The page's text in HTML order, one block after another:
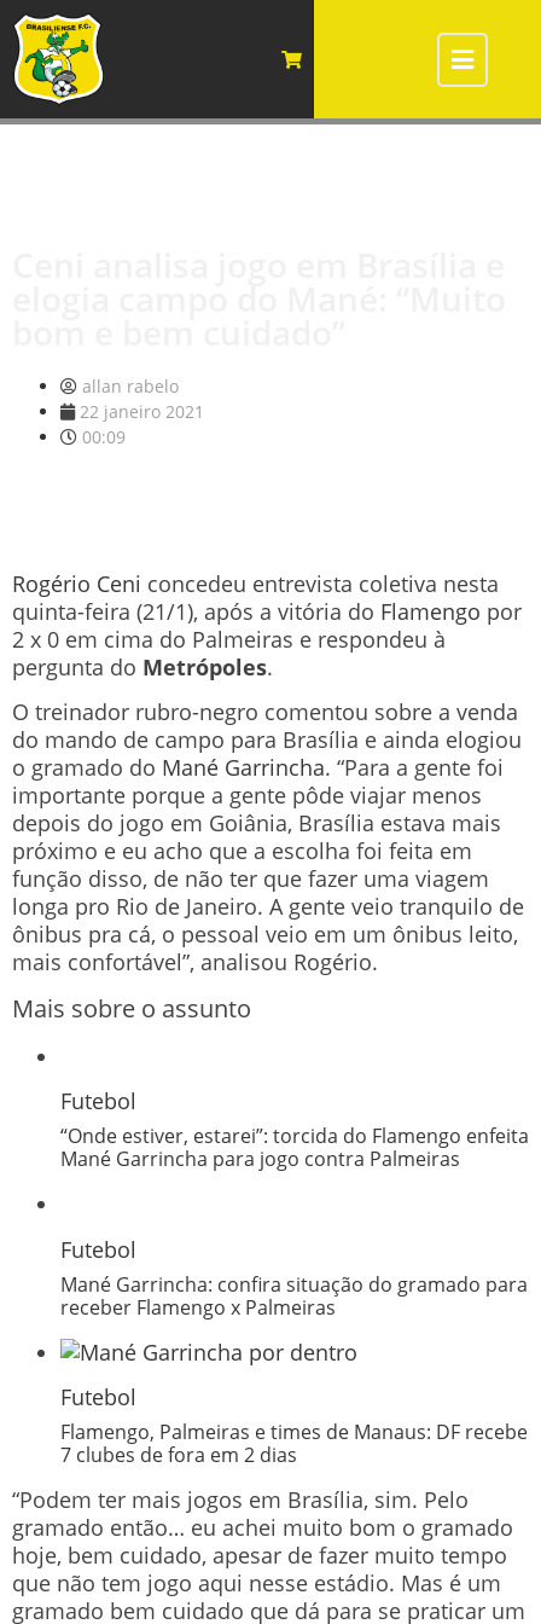
allan rabelo
22 janeiro 2021
00:09
Rogério Ceni concedeu entrevista coletiva nesta
quinta-feira (21/1), após a vitória do Flamengo por
2 x 0 em cima do Palmeiras e respondeu à
pergunta do Metrópoles.
O treinador rubro-negro comentou sobre a venda
do mando de campo para Brasília e ainda elogiou
o gramado do Mané Garrincha. “Para a gente foi
importante porque a gente pôde viajar menos
depois do jogo em Goiânia, Brasília estava mais
próximo e eu acho que a escolha foi feita em
função disso, de não ter que fazer uma viagem
longa pro Rio de Janeiro. A gente veio tranquilo de
ônibus pra cá, o pessoal veio em um ônibus leito,
mais confortável”, analisou Rogério.
Mais sobre o assunto
Futebol
“Onde estiver, estarei”: torcida do Flamengo enfeita
Mané Garrincha para jogo contra Palmeiras
Futebol
Mané Garrincha: confira situação do gramado para
receber Flamengo x Palmeiras
Futebol
Flamengo, Palmeiras e times de Manaus: DF recebe
7 clubes de fora em 2 dias
“Podem ter mais jogos em Brasília, sim. Pelo
gramado então… eu achei muito bom o gramado
hoje, bem cuidado, apesar de fazer muito tempo
que não tem jogo aqui nesse estádio. Mas é um
gramado bem cuidado que dá para se praticar um